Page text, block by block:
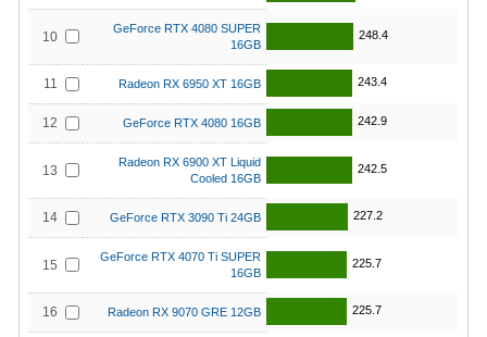
10
GeForce RTX 4080 SUPER
16GB
248.4
11 Radeon RX 6950 XT 16GB 243.4
12 GeForce RTX 4080 16GB 242.9
13
Radeon RX 6900 XT Liquid
Cooled 16GB
242.5
14 GeForce RTX 3090 Ti 24GB 227.2
15
GeForce RTX 4070 Ti SUPER
16GB
225.7
16 Radeon RX 9070 GRE 12GB 225.7